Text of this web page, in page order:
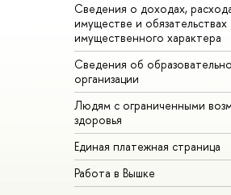
Сведения о доходах,
имуществе и обязательствах
имущественного характера
Сведения об
организации
Людям с ограниченными
здоровья
Единая платежная страница
Работа в Вышке